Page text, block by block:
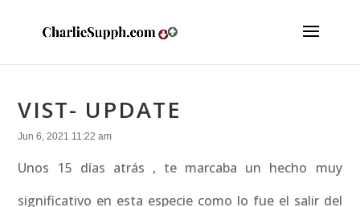
VIST- UPDATE
Jun 6, 2021 11:22 am
Unos 15 días atrás , te marcaba un hecho muy
significativo en esta especie como lo fue el salir del